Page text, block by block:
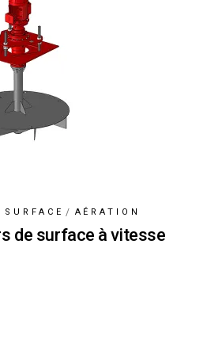
AÉRATION
de surface à vitesse